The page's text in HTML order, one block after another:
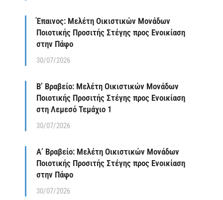
Έπαινος: Μελέτη Οικιστικών Μονάδων
Ποιοτικής Προσιτής Στέγης προς Ενοικίαση
στην Πάφο
30/07/2026
Β’ Βραβείο: Μελέτη Οικιστικών Μονάδων
Ποιοτικής Προσιτής Στέγης προς Ενοικίαση
στη Λεμεσό Τεμάχιο 1
30/07/2026
Α’ Βραβείο: Μελέτη Οικιστικών Μονάδων
Ποιοτικής Προσιτής Στέγης προς Ενοικίαση
στην Πάφο
30/07/2026